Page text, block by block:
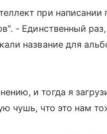
при
- Единственный
название для
и тогда я
чушь, что это нам